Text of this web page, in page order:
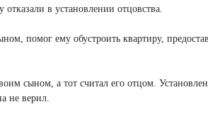
в установлении отцовства.
помог ему обустроить квартиру,
сыном, а тот считал его отцом.
не верил.